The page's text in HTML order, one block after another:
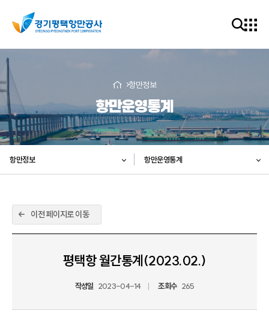
항만정보
항만운영통계
항만정보 항만운영통계
이전 페이지로 이동
평택항 월간통계(2023.02.)
작성일 2023-04-14 조회수 265